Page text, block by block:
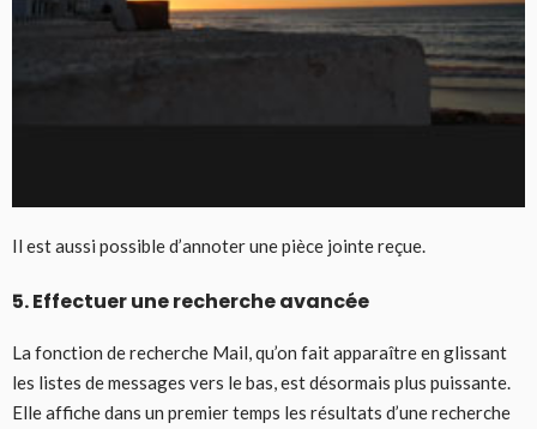
Il est aussi possible d’annoter une pièce jointe reçue.
5. Effectuer une recherche avancée
La fonction de recherche Mail, qu’on fait apparaître en glissant
les listes de messages vers le bas, est désormais plus puissante.
Elle affiche dans un premier temps les résultats d’une recherche